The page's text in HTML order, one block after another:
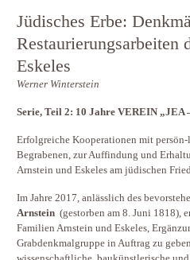
Jüdisches Erbe:
Restaurierungsarbeiten
Eskeles
Werner Winterstein
Serie, Teil 2: 10 Jahre VEREIN „JEA
Erfolgreiche Kooperationen mit
Begrabenen, zur Auffindung und
Arnstein und Eskeles am jüdischen
Im Jahre 2017, anlässlich des
Arnstein (gestorben am 8. Juni 1818),
Familien Arnstein und Eskeles,
Grabdenkmalgruppe in Auftrag zu